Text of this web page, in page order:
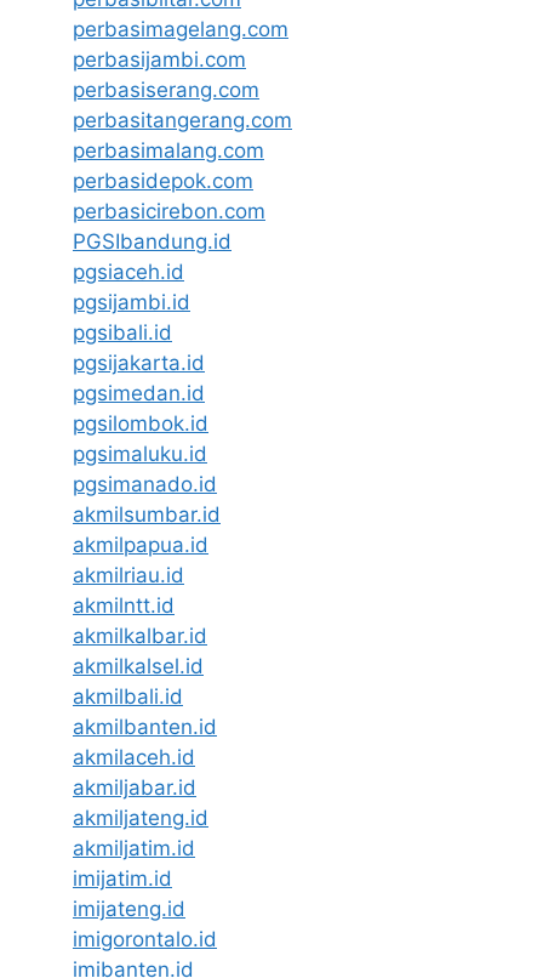
perbasimagelang.com
perbasijambi.com
perbasiserang.com
perbasitangerang.com
perbasimalang.com
perbasidepok.com
perbasicirebon.com
PGSIbandung.id
pgsiaceh.id
pgsijambi.id
pgsibali.id
pgsijakarta.id
pgsimedan.id
pgsilombok.id
pgsimaluku.id
pgsimanado.id
akmilsumbar.id
akmilpapua.id
akmilriau.id
akmilntt.id
akmilkalbar.id
akmilkalsel.id
akmilbali.id
akmilbanten.id
akmilaceh.id
akmiljabar.id
akmiljateng.id
akmiljatim.id
imijatim.id
imijateng.id
imigorontalo.id
imibanten.id